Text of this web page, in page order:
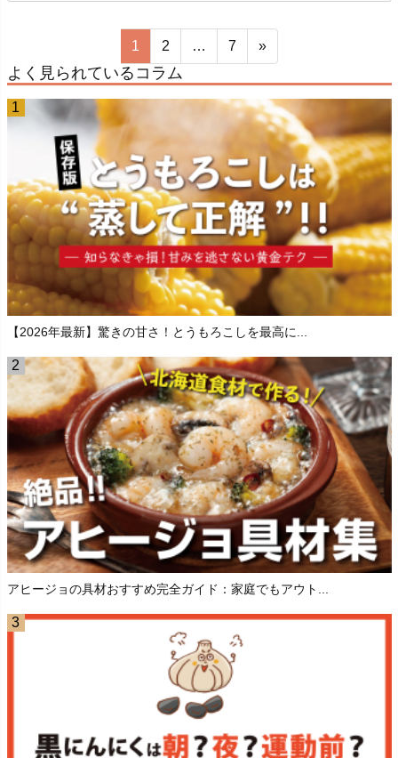
1 2 … 7 »
よく見られているコラム
【2026年最新】驚きの甘さ！とうもろこしを最高に...
アヒージョの具材おすすめ完全ガイド：家庭でもアウト...